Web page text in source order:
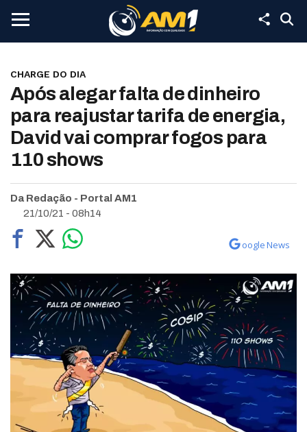
CHARGE DO DIA
Após alegar falta de dinheiro
para reajustar tarifa de energia,
David vai comprar fogos para
110 shows
Da Redação - Portal AM1
21/10/21 - 08h14
oogle News